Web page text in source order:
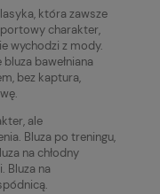
która zawsze
charakter,
wychodzi z mody.
bawełniana
bez kaptura,
ale
Bluza po treningu,
na chłodny
Bluza na